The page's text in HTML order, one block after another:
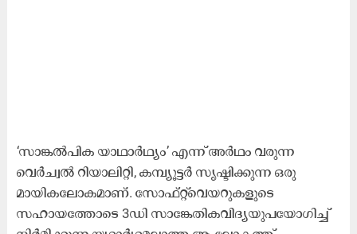
‘സാങ്കൽപിക യാഥാ൪ഥ്യം’ എന്ന് അർഥം വരുന്ന
വെർച്വൽ റിയാലിറ്റി, കമ്പ്യൂട്ടർ സൃഷ്ടിക്കുന്ന ഒരു
മായികലോകമാണ്. സോഫ്റ്റ്​വെയറുകളുടെ
സഹായത്തോടെ 3ഡി സാ​ങ്കേതികവിദ്യയുപയോഗിച്ച്